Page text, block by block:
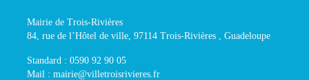
Mairie de Trois-Rivières
84, rue de l’Hôtel de ville, 97114 Trois-Rivières , Guadeloupe
Standard : 0590 92 90 05
Mail : mairie@villetroisrivieres.fr